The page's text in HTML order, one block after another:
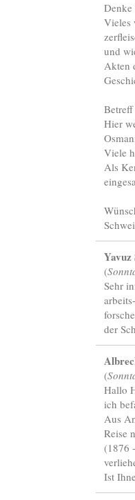
Denke
Vieles
und
Akten
Hier
Viele
Als
(
Sehr
der
(
Hallo
ich
Aus
Reise
(1876
Ist